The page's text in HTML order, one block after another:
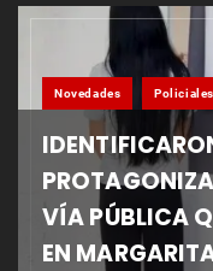
Novedades Policiales
VÍA PÚBLICA
EN